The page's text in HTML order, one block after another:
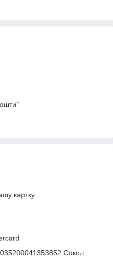
картку
Сокол